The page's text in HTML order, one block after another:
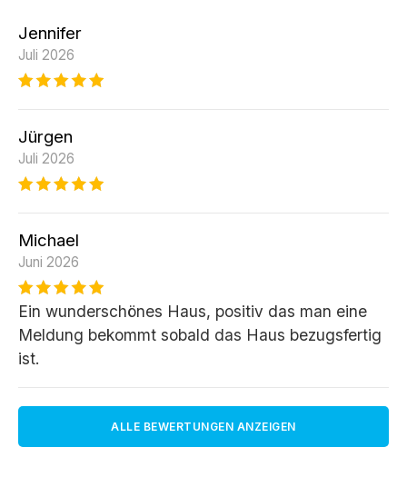
Jennifer
Juli 2026
Jürgen
Juli 2026
Michael
Juni 2026
Ein wunderschönes Haus, positiv das man eine
Meldung bekommt sobald das Haus bezugsfertig
ist.
ALLE BEWERTUNGEN ANZEIGEN